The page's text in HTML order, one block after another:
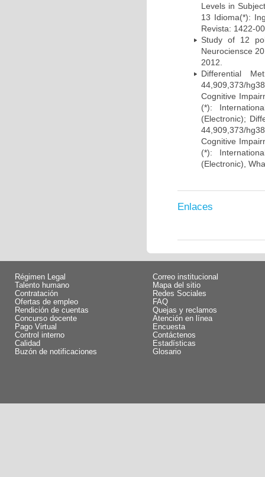
Levels in
13 Idioma(*):
Revista: 1422-
Study of 12
Neurociensce
2012.
Differential
44,909,373/
Cognitive
(*):
(Electronic);
44,909,373/
Cognitive
(*):
(Electronic),
Enlaces
Régimen Legal
Talento humano
Contratación
Ofertas de empleo
Rendición de cuentas
Concurso docente
Pago Virtual
Control interno
Calidad
Buzón de notificaciones
Correo institucional
Mapa del sitio
Redes Sociales
FAQ
Quejas y reclamos
Atención en línea
Encuesta
Contáctenos
Estadísticas
Glosario